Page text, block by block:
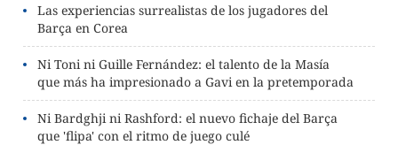
Las experiencias surrealistas de los jugadores del
Barça en Corea
Ni Toni ni Guille Fernández: el talento de la Masía
que más ha impresionado a Gavi en la pretemporada
Ni Bardghji ni Rashford: el nuevo fichaje del Barça
que 'flipa' con el ritmo de juego culé